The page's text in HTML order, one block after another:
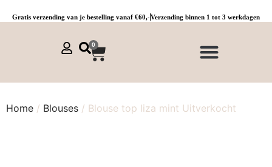
Gratis verzending van je bestelling vanaf €60,-Verzending binnen 1 tot 3 werkdagen
0
Home / Blouses / Blouse top liza mint Uitverkocht